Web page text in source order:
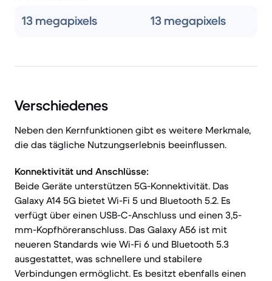
13 megapixels 13 megapixels
Verschiedenes
Neben den Kernfunktionen gibt es weitere Merkmale,
die das tägliche Nutzungserlebnis beeinflussen.
Konnektivität und Anschlüsse:
Beide Geräte unterstützen 5G-Konnektivität. Das
Galaxy A14 5G bietet Wi-Fi 5 und Bluetooth 5.2. Es
verfügt über einen USB-C-Anschluss und einen 3,5-
mm-Kopfhöreranschluss. Das Galaxy A56 ist mit
neueren Standards wie Wi-Fi 6 und Bluetooth 5.3
ausgestattet, was schnellere und stabilere
Verbindungen ermöglicht. Es besitzt ebenfalls einen